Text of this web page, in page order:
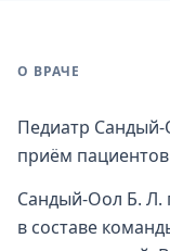
О ВРАЧЕ
Педиатр
приём
Сандый-Оол Б. Л.
в составе